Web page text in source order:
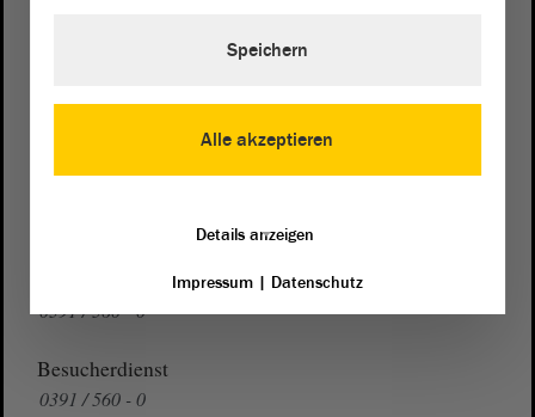
Presse- und Öffentlichkeitsarbeit
0391 / 560 - 0
Besucherdienst
0391 / 560 - 0
Alle akzeptieren
Speichern
Details anzeigen
Impressum| Datenschutz